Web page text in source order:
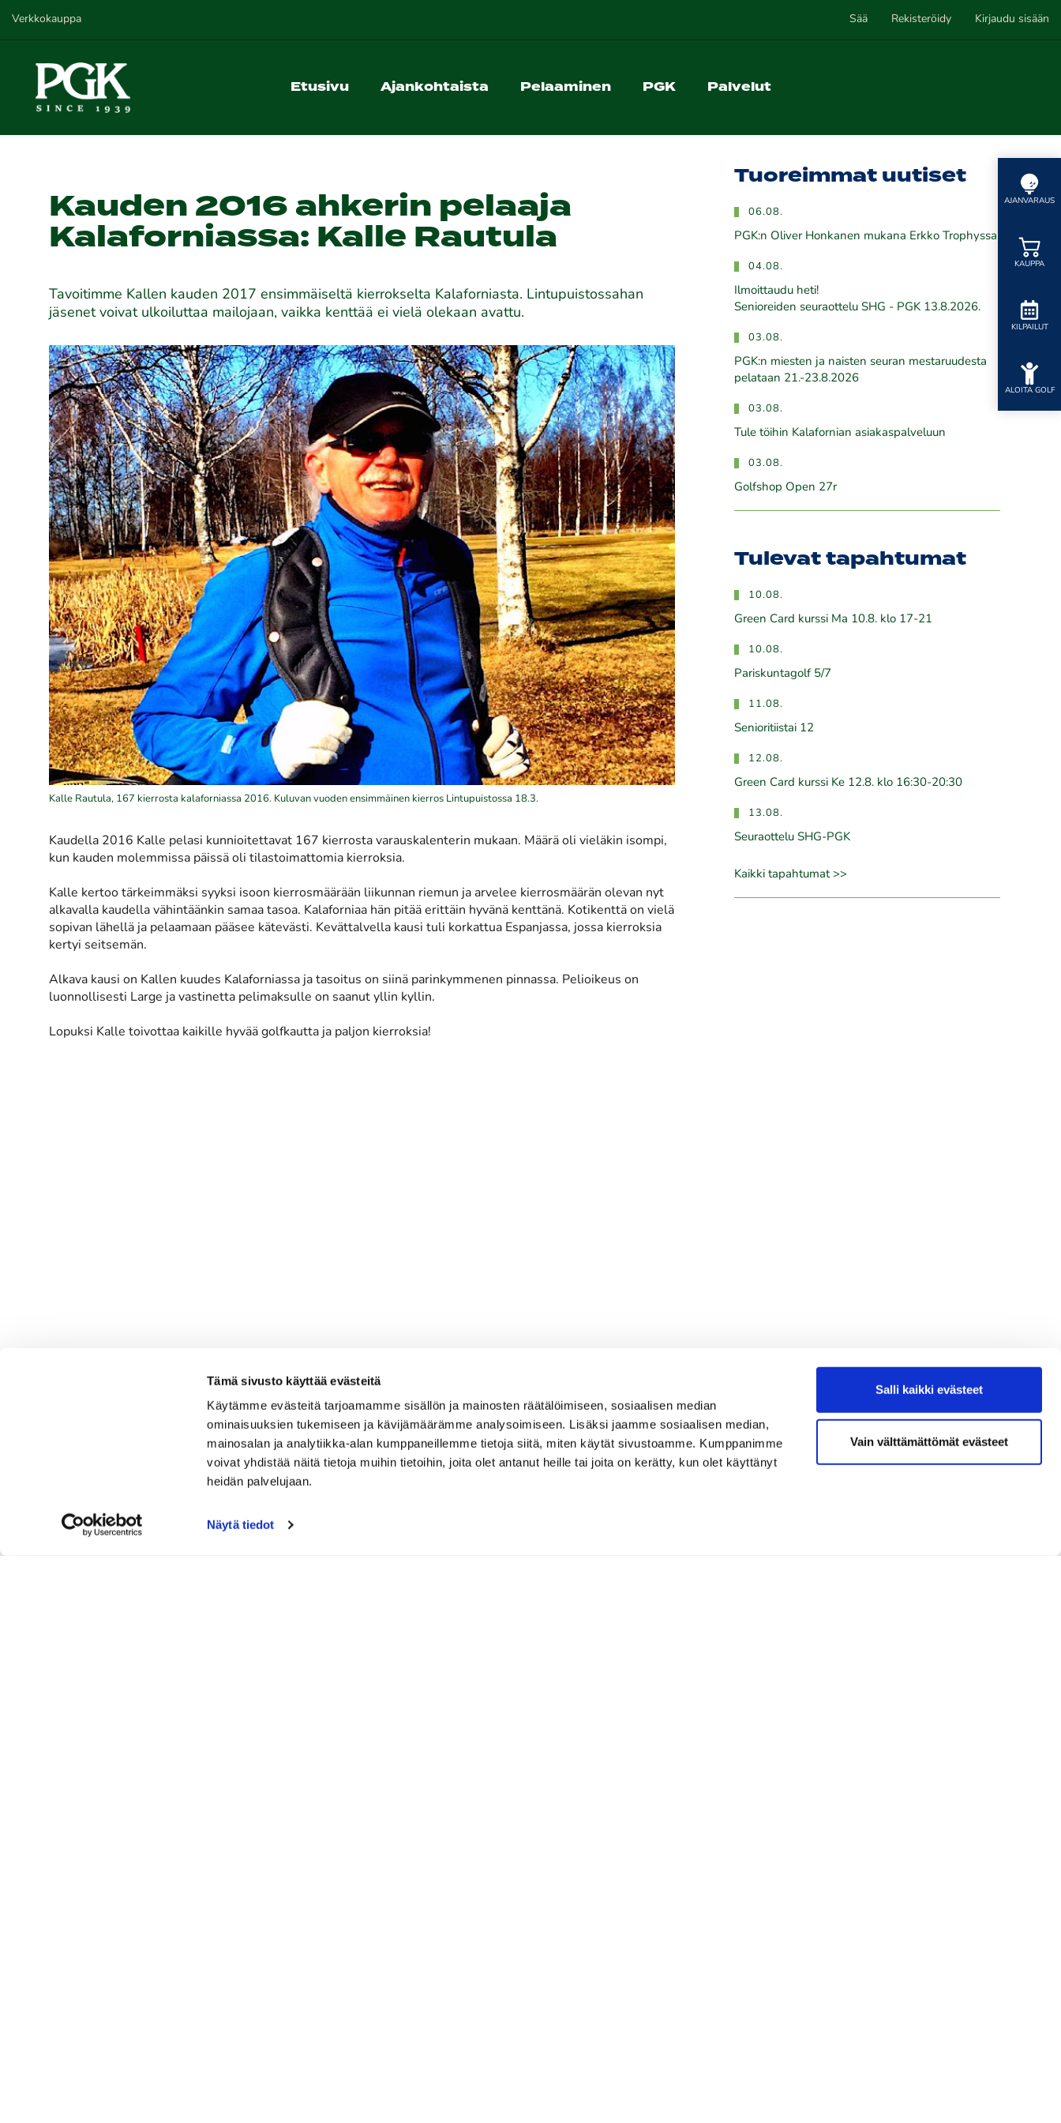
Tämä sivusto käyttää evästeitä
Käytämme evästeitä tarjoamamme sisällön ja mainosten räätälöimiseen, sosiaalisen median
ominaisuuksien tukemiseen ja kävijämäärämme analysoimiseen. Lisäksi jaamme sosiaalisen median,
mainosalan ja analytiikka-alan kumppaneillemme tietoja siitä, miten käytät sivustoamme. Kumppanimme
voivat yhdistää näitä tietoja muihin tietoihin, joita olet antanut heille tai joita on kerätty, kun olet käyttänyt
heidän palvelujaan.
Näytä tiedot
Salli kaikki evästeet
Vain välttämättömät evästeet
Verkkokauppa Sää Rekisteröidy Kirjaudu sisään
Etusivu Ajankohtaista Pelaaminen PGK Palvelut
AJANVARAUS
KAUPPA
KILPAILUT
ALOITA GOLF
Kauden 2016 ahkerin pelaaja
Kalaforniassa: Kalle Rautula
Tavoitimme Kallen kauden 2017 ensimmäiseltä kierrokselta Kalaforniasta. Lintupuistossahan
jäsenet voivat ulkoiluttaa mailojaan, vaikka kenttää ei vielä olekaan avattu.
Kalle Rautula, 167 kierrosta kalaforniassa 2016. Kuluvan vuoden ensimmäinen kierros Lintupuistossa 18.3.
Kaudella 2016 Kalle pelasi kunnioitettavat 167 kierrosta varauskalenterin mukaan. Määrä oli vieläkin isompi,
kun kauden molemmissa päissä oli tilastoimattomia kierroksia.
Kalle kertoo tärkeimmäksi syyksi isoon kierrosmäärään liikunnan riemun ja arvelee kierrosmäärän olevan nyt
alkavalla kaudella vähintäänkin samaa tasoa. Kalaforniaa hän pitää erittäin hyvänä kenttänä. Kotikenttä on vielä
sopivan lähellä ja pelaamaan pääsee kätevästi. Kevättalvella kausi tuli korkattua Espanjassa, jossa kierroksia
kertyi seitsemän.
Alkava kausi on Kallen kuudes Kalaforniassa ja tasoitus on siinä parinkymmenen pinnassa. Pelioikeus on
luonnollisesti Large ja vastinetta pelimaksulle on saanut yllin kyllin.
Lopuksi Kalle toivottaa kaikille hyvää golfkautta ja paljon kierroksia!
Tuoreimmat uutiset
06.08.
PGK:n Oliver Honkanen mukana Erkko Trophyssa
04.08.
Ilmoittaudu heti!
​​​​​​​Senioreiden seuraottelu SHG - PGK 13.8.2026.
03.08.
PGK:n miesten ja naisten seuran mestaruudesta
pelataan 21.-23.8.2026
03.08.
Tule töihin Kalafornian asiakaspalveluun
03.08.
Golfshop Open 27r
Tulevat tapahtumat
10.08.
Green Card kurssi Ma 10.8. klo 17-21
10.08.
Pariskuntagolf 5/7
11.08.
Senioritiistai 12
12.08.
Green Card kurssi Ke 12.8. klo 16:30-20:30
13.08.
Seuraottelu SHG-PGK
Kaikki tapahtumat >>